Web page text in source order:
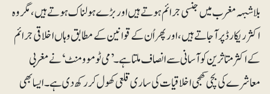
بلاشبہہ مغرب میں جنسی جرائم ہوتے ہیں اور بڑے ہولناک ہوتے ہیں، مگر وہ
اکثر ریکارڈ پر آجاتے ہیں، اور پھر اُن کے قوانین کے مطابق وہاں اخلاقی جرائم
کے اکثر متاثرین کو آسانی سے انصاف ملتا ہے۔ ’می ٹو موومنٹ‘ نے مغربی
معاشرے کی بچی کھچی اخلاقیات کی ساری قلعی کھول کر رکھ دی ہے۔ ایسا بھی